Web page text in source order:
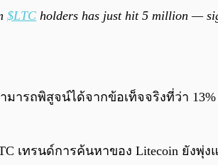
$LTC holders has just hit 5 million —
รถพิสูจน์ได้จากข้อเท็จจริงที่ว่า
เทรนด์การค้นหาของ Litecoin ยัง